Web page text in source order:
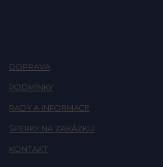
DOPRAVA
PODMÍNKY
RADY A INFORMACE
ŠPERKY NA ZAKÁZKU
KONTAKT